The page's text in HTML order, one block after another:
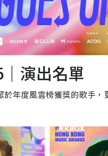
演出名單
於年度風雲榜獲獎的歌手